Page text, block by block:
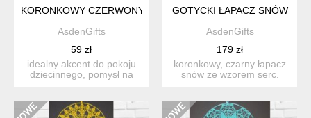
KORONKOWY CZERWONY ŁAPACZ SNÓW
AsdenGifts
59 zł
idealny akcent do pokoju
dziecinnego, pomysł na
GOTYCKI ŁAPACZ SNÓW
AsdenGifts
179 zł
koronkowy, czarny łapacz
snów ze wzorem serc.